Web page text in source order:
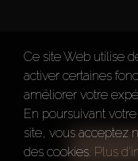
AX
Conditions d'utilisation
Ce site Web utilise
activer certaines
améliorer votre
En poursuivant
site, vous acceptez
des cookies. Plus